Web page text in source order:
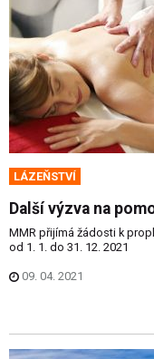
LÁZEŇSTVÍ
Další výzva na
MMR přijímá žádosti k
od 1. 1. do 31. 12. 2021
09. 04. 2021